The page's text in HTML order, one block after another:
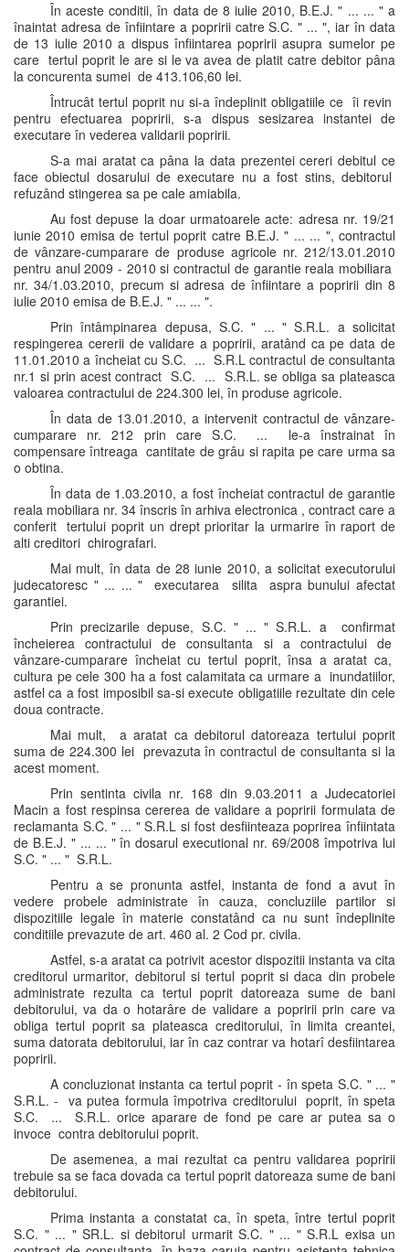
În aceste conditii, în data de 8 iulie 2010, B.E.J. " ... ... " a
înaintat adresa de înfiintare a popririi catre S.C. " ... ", iar în data
de 13 iulie 2010 a dispus înfiintarea popririi asupra sumelor pe
care tertul poprit le are si le va avea de platit catre debitor pâna
la concurenta sumei de 413.106,60 lei.
Întrucât tertul poprit nu si-a îndeplinit obligatiile ce îi revin
pentru efectuarea popririi, s-a dispus sesizarea instantei de
executare în vederea validarii popririi.
S-a mai aratat ca pâna la data prezentei cereri debitul ce
face obiectul dosarului de executare nu a fost stins, debitorul
refuzând stingerea sa pe cale amiabila.
Au fost depuse la doar urmatoarele acte: adresa nr. 19/21
iunie 2010 emisa de tertul poprit catre B.E.J. " ... ... ", contractul
de vânzare-cumparare de produse agricole nr. 212/13.01.2010
pentru anul 2009 - 2010 si contractul de garantie reala mobiliara
nr. 34/1.03.2010, precum si adresa de înfiintare a popririi din 8
iulie 2010 emisa de B.E.J. " ... ... ".
Prin întâmpinarea depusa, S.C. " ... " S.R.L. a solicitat
respingerea cererii de validare a popririi, aratând ca pe data de
11.01.2010 a încheiat cu S.C. ... S.R.L contractul de consultanta
nr.1 si prin acest contract S.C. ... S.R.L. se obliga sa plateasca
valoarea contractului de 224.300 lei, în produse agricole.
În data de 13.01.2010, a intervenit contractul de vânzare-
cumparare nr. 212 prin care S.C. ... le-a înstrainat în
compensare întreaga cantitate de grâu si rapita pe care urma sa
o obtina.
În data de 1.03.2010, a fost încheiat contractul de garantie
reala mobiliara nr. 34 înscris în arhiva electronica , contract care a
conferit tertului poprit un drept prioritar la urmarire în raport de
alti creditori chirografari.
Mai mult, în data de 28 iunie 2010, a solicitat executorului
judecatoresc " ... ... " executarea silita aspra bunului afectat
garantiei.
Prin precizarile depuse, S.C. " ... " S.R.L. a confirmat
încheierea contractului de consultanta si a contractului de
vânzare-cumparare încheiat cu tertul poprit, însa a aratat ca,
cultura pe cele 300 ha a fost calamitata ca urmare a inundatiilor,
astfel ca a fost imposibil sa-si execute obligatiile rezultate din cele
doua contracte.
Mai mult, a aratat ca debitorul datoreaza tertului poprit
suma de 224.300 lei prevazuta în contractul de consultanta si la
acest moment.
Prin sentinta civila nr. 168 din 9.03.2011 a Judecatoriei
Macin a fost respinsa cererea de validare a popririi formulata de
reclamanta S.C. " ... " S.R.L si fost desfiinteaza poprirea înfiintata
de B.E.J. " ... ... " în dosarul executional nr. 69/2008 împotriva lui
S.C. " ... " S.R.L.
Pentru a se pronunta astfel, instanta de fond a avut în
vedere probele administrate în cauza, concluziile partilor si
dispozitiile legale în materie constatând ca nu sunt îndeplinite
conditiile prevazute de art. 460 al. 2 Cod pr. civila.
Astfel, s-a aratat ca potrivit acestor dispozitii instanta va cita
creditorul urmaritor, debitorul si tertul poprit si daca din probele
administrate rezulta ca tertul poprit datoreaza sume de bani
debitorului, va da o hotarâre de validare a popririi prin care va
obliga tertul poprit sa plateasca creditorului, în limita creantei,
suma datorata debitorului, iar în caz contrar va hotarî desfiintarea
popririi.
A concluzionat instanta ca tertul poprit - în speta S.C. " ... "
S.R.L. - va putea formula împotriva creditorului poprit, în speta
S.C. ... S.R.L. orice aparare de fond pe care ar putea sa o
invoce contra debitorului poprit.
De asemenea, a mai rezultat ca pentru validarea popririi
trebuie sa se faca dovada ca tertul poprit datoreaza sume de bani
debitorului.
Prima instanta a constatat ca, în speta, între tertul poprit
S.C. " ... " SR.L. si debitorul urmarit S.C. " ... " S.R.L exisa un